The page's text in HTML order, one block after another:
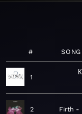
# SONG
1
2 Firth